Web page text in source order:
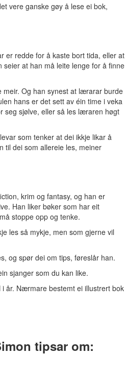
vere ganske gøy å lese ei bok,
er redde for å kaste bort tida, eller at
seier at han må leite lenge for å finne
meir. Og han synest at lærarar burde
hans er det sett av éin time i veka
seg sjølve, eller så les læraren høgt
som tenker at dei ikkje likar å
til dei som allereie les, meiner
krim og fantasy, og han er
Han liker bøker som har eit
stoppe opp og tenke.
les så mykje, men som gjerne vil
og spør dei om tips, føreslår han.
sjanger som du kan like.
år. Nærmare bestemt ei illustrert bok
tipsar om: